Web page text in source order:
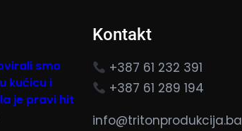
smo
kućicu i
je pravi hit
Kontakt
+387 61 232 391
+387 61 289 194
info@tritonprodukcija.ba